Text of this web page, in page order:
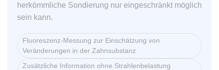
herkömmliche Sondierung nur eingeschränkt möglich
sein kann.
Fluoreszenz-Messung zur Einschätzung von
Veränderungen in der Zahnsubstanz
Zusätzliche Information ohne Strahlenbelastung